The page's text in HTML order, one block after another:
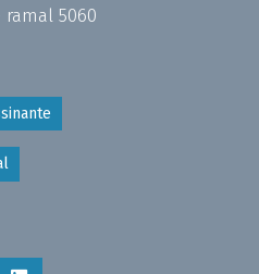
ramal 5060